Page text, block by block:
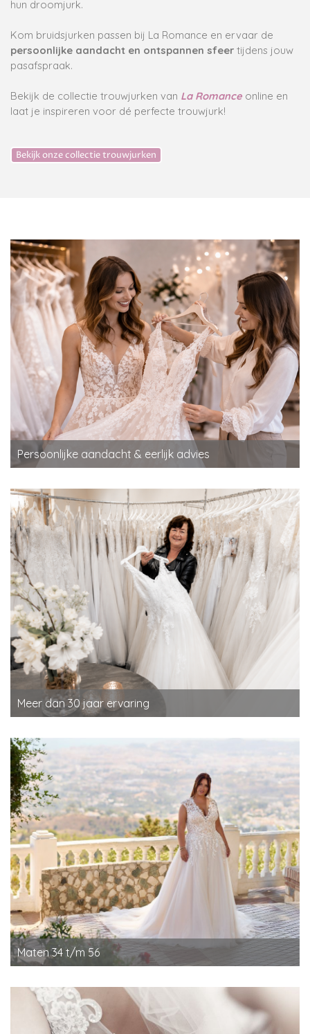
hun droomjurk.
Kom bruidsjurken passen bij La Romance en ervaar de
persoonlijke aandacht en ontspannen sfeer tijdens jouw
pasafspraak.
Bekijk de collectie trouwjurken van La Romance online en
laat je inspireren voor dé perfecte trouwjurk!
Bekijk onze collectie trouwjurken
Persoonlijke aandacht & eerlijk advies
Meer dan 30 jaar ervaring
Maten 34 t/m 56